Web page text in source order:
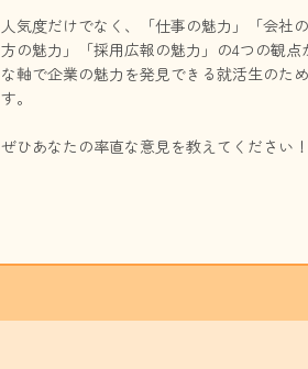
人気度だけでなく、「仕事の魅力」「会社
方の魅力」「採用広報の魅力」の4つの観点
な軸で企業の魅力を発見できる就活生のた
す。
ぜひあなたの率直な意見を教えてください！